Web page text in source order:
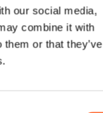
our social media,
combine it with
or that they’ve